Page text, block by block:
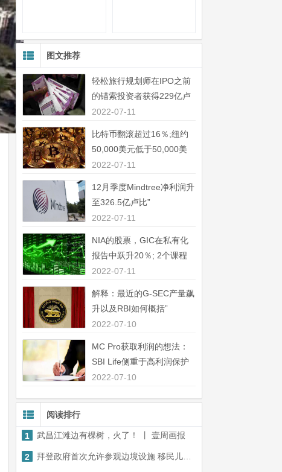
图文推荐
轻松旅行规划师在IPO之前
的锚索投资者获得229亿卢
比”
2022-07-11
比特币翻滚超过16％;纽约
50,000美元低于50,000美
元”
2022-07-11
12月季度Mindtree净利润升
至326.5亿卢比”
2022-07-11
NIA的股票，GIC在私有化
报告中跃升20％; 2个课程
中44％”
2022-07-11
解释：最近的G-SEC产量飙
升以及RBI如何概括”
2022-07-10
MC Pro获取利润的想法：
SBI Life侧重于高利润保护
业务”
2022-07-10
阅读排行
1 武昌江滩边有棵树，火了！ 丨 壹周画报
2 拜登政府首次允许参观边境设施 移民儿童数量远超极限